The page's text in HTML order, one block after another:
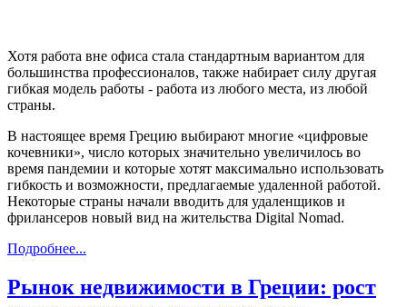
Хотя работа вне офиса стала стандартным вариантом для
большинства профессионалов, также набирает силу другая
гибкая модель работы - работа из любого места, из любой
страны.
В настоящее время Грецию выбирают многие «цифровые
кочевники», число которых значительно увеличилось во
время пандемии и которые хотят максимально использовать
гибкость и возможности, предлагаемые удаленной работой.
Некоторые страны начали вводить для удаленщиков и
фрилансеров новый вид на жительства Digital Nomad.
Подробнее...
Рынок недвижимости в Греции: рост